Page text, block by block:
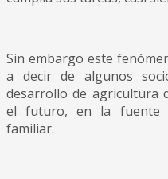
Sin embargo este
a decir de algunos
desarrollo de agricultura
el futuro, en la fuente
familiar.